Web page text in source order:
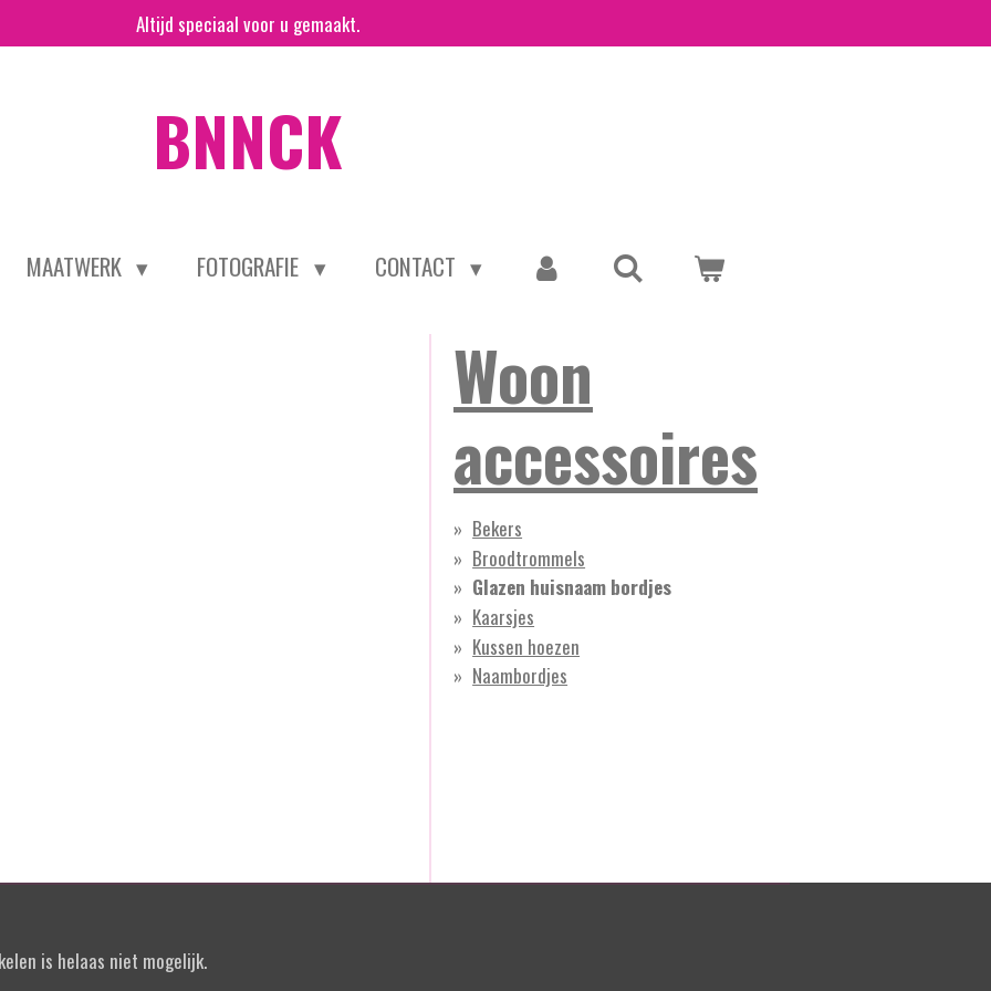
Altijd speciaal voor u gemaakt.
BNNCK
MAATWERK FOTOGRAFIE CONTACT
Woon
accessoires
Bekers
Broodtrommels
Glazen huisnaam bordjes
Kaarsjes
Kussen hoezen
Naambordjes
is helaas niet mogelijk.